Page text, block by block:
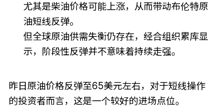
尤其是柴油价格可能上涨，从而带动布伦特原
油短线反弹。
但全球原油供需失衡仍存在，经合组织累库显
示，阶段性反弹并不意味着持续走强。
昨日原油价格反弹至65美元左右，对于短线操作
的投资者而言，这是一个较好的进场点位。